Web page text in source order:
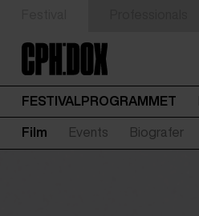
FESTIVALPROGRAMMET
Film Events Biografer